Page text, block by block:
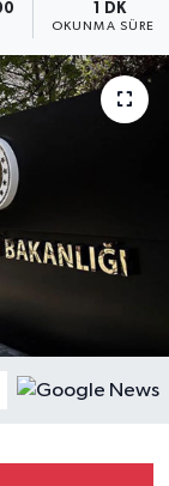
1 DK
OKUNMA SÜRESI